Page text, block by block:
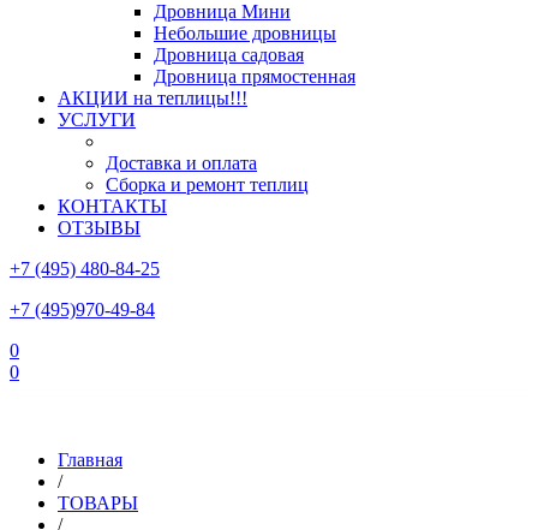
Дровница Мини
Небольшие дровницы
Дровница садовая
Дровница прямостенная
АКЦИИ на теплицы!!!
УСЛУГИ
Доставка и оплата
Сборка и ремонт теплиц
КОНТАКТЫ
ОТЗЫВЫ
+7 (495) 480-84-25
+7 (495)970-49-84
0
0
Главная
/
ТОВАРЫ
/